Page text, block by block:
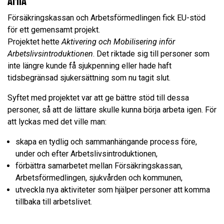
Försäkringskassan och Arbetsförmedlingen fick EU-stöd
för ett gemensamt projekt.
Projektet hette Aktivering och Mobilisering inför
Arbetslivsintroduktionen. Det riktade sig till personer som
inte längre kunde få sjukpenning eller hade haft
tidsbegränsad sjukersättning som nu tagit slut.
Syftet med projektet var att ge bättre stöd till dessa
personer, så att de lättare skulle kunna börja arbeta igen. För
att lyckas med det ville man:
skapa en tydlig och sammanhängande process före,
under och efter Arbetslivsintroduktionen,
förbättra samarbetet mellan Försäkringskassan,
Arbetsförmedlingen, sjukvården och kommunen,
utveckla nya aktiviteter som hjälper personer att komma
tillbaka till arbetslivet.